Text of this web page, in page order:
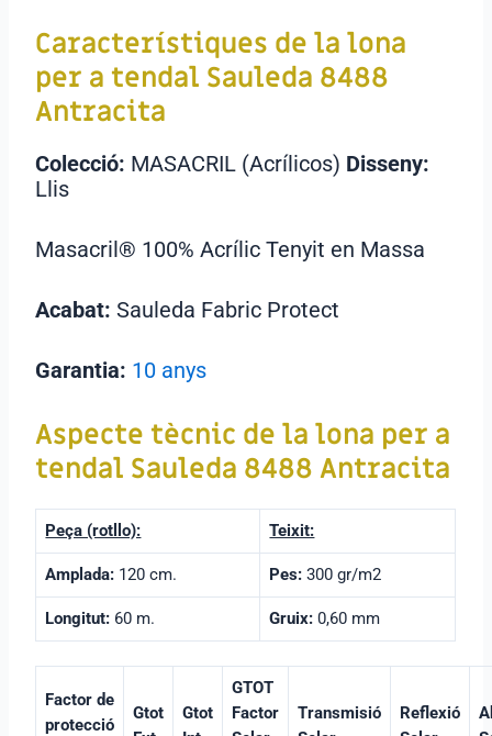
Característiques de la lona
per a tendal Sauleda 8488
Antracita
Colecció: MASACRIL (Acrílicos) Disseny:
Llis
Masacril® 100% Acrílic Tenyit en Massa
Acabat:Sauleda Fabric Protect
Garantia: 10 anys
Aspecte tècnic de la lona per a
tendal Sauleda 8488 Antracita
Peça (rotllo): Teixit:
Amplada: 120 cm. Pes: 300 gr/m2
Longitut: 60 m. Gruix:0,60 mm
Factor de
protecció
Gtot
Gtot
GTOT
Factor
Transmisió
Reflexió